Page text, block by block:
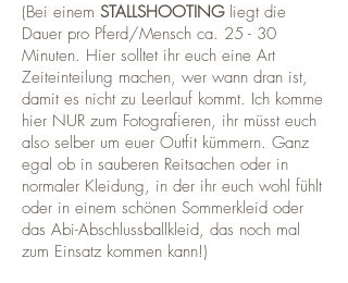
(Bei einem STALLSHOOTINGliegt die
Dauer pro Pferd/Mensch ca. 25 - 30
Minuten. Hier solltet ihr euch eine Art
Zeiteinteilung machen, wer wann dran ist,
damit es nicht zu Leerlauf kommt. Ich komme
hier NUR zum Fotografieren, ihr müsst euch
also selber um euer Outfit kümmern. Ganz
egal ob in sauberen Reitsachen oder in
normaler Kleidung, in der ihr euch wohl fühlt
oder in einem schönen Sommerkleid oder
das Abi-Abschlussballkleid, das noch mal
zum Einsatz kommen kann!)